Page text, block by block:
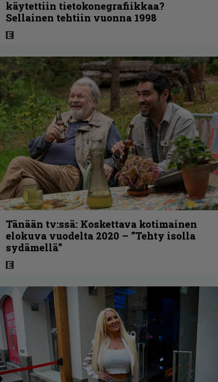
käytettiin tietokonegrafiikkaa?
Sellainen tehtiin vuonna 1998
Tänään tv:ssä: Koskettava kotimainen
elokuva vuodelta 2020 – ”Tehty isolla
sydämellä”